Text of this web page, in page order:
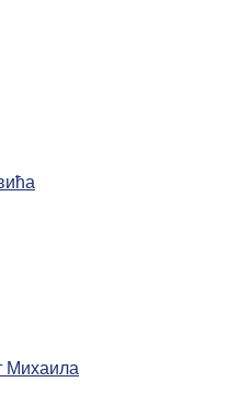
Михаила